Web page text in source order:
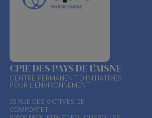
CPIE DES PAYS DE L'AISNE
CENTRE PERMANENT D'INITIATIVES
POUR L'ENVIRONNEMENT
33 RUE DES VICTIMES DE
COMPORTET